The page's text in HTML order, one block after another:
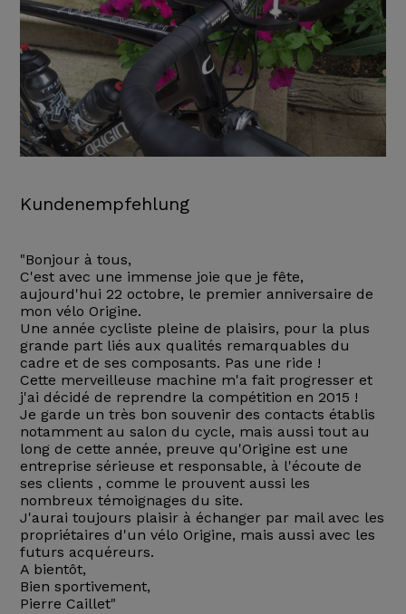
Kundenempfehlung
"Bonjour à tous,
C'est avec une immense joie que je fête,
aujourd'hui 22 octobre, le premier anniversaire de
mon vélo Origine.
Une année cycliste pleine de plaisirs, pour la plus
grande part liés aux qualités remarquables du
cadre et de ses composants. Pas une ride !
Cette merveilleuse machine m'a fait progresser et
j'ai décidé de reprendre la compétition en 2015 !
Je garde un très bon souvenir des contacts établis
notamment au salon du cycle, mais aussi tout au
long de cette année, preuve qu'Origine est une
entreprise sérieuse et responsable, à l'écoute de
ses clients , comme le prouvent aussi les
nombreux témoignages du site.
J'aurai toujours plaisir à échanger par mail avec les
propriétaires d'un vélo Origine, mais aussi avec les
futurs acquéreurs.
A bientôt,
Bien sportivement,
Pierre Caillet"